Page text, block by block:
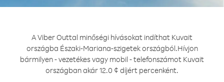
A Viber Outtal minőségi hívásokat indíthat Kuvait
országba Északi-Mariana-szigetek országból.Hívjon
bármilyen - vezetékes vagy mobil - telefonszámot Kuvait
országban akár 12.0 ¢ díjért percenként.